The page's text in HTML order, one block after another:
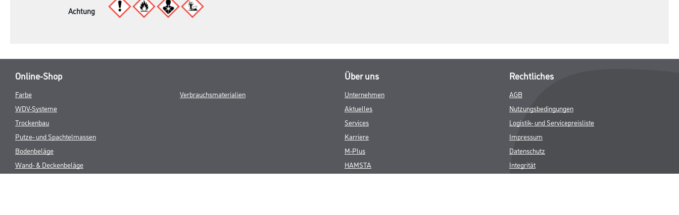
Achtung
Online-Shop
Farbe
WDV-Systeme
Trockenbau
Putze- und Spachtelmassen
Bodenbeläge
Wand- & Deckenbeläge
Verbrauchsmaterialien
Über uns
Unternehmen
Aktuelles
Services
Karriere
M-Plus
HAMSTA
Rechtliches
AGB
Nutzungsbedingungen
Logistik- und Servicepreisliste
Impressum
Datenschutz
Integrität